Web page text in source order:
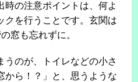
時の注意ポイントは、何よ
クを行うことです。玄関は
窓も忘れずに。
うのが、トイレなどの小さ
ら！？」と、思うような